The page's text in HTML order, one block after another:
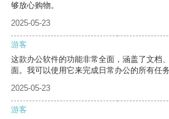
够放心购物。
2025-05-23
游客
这款办公软件的功能非常全面，涵盖了文档
面。我可以使用它来完成日常办公的所有任
2025-05-23
游客